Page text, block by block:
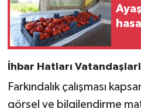
İhbar Hatları
Farkındalık çalışması
görsel ve bilgilendirme